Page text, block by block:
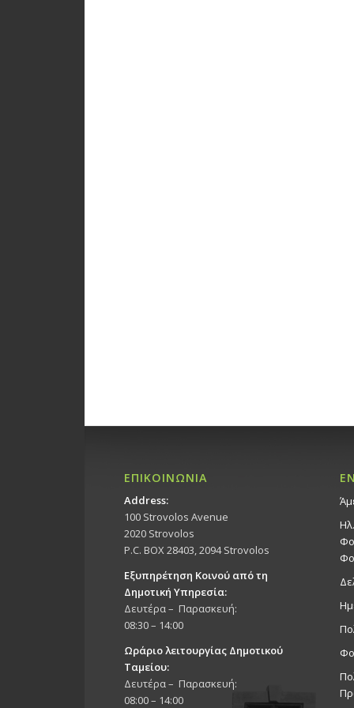
ΕΠΙΚΟΙΝΩΝΙΑ
Address:
100 Strovolos Avenue
2020 Strovolos
P.C. BOX 28403, 2094 Strovolos
Εξυπηρέτηση Κοινού από τη
Δημοτική Υπηρεσία:
Δευτέρα – Παρασκευή:
08:30 – 14:00
Ωράριο λειτουργίας Δημοτικού
Ταμείου:
Δευτέρα – Παρασκευή:
08:00 – 14:00